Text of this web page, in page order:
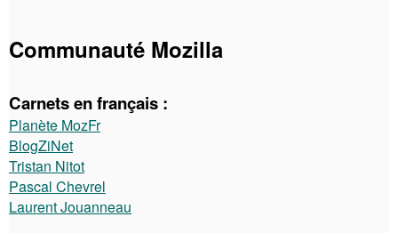
Communauté Mozilla
Carnets en français :
Planète MozFr
BlogZiNet
Tristan Nitot
Pascal Chevrel
Laurent Jouanneau